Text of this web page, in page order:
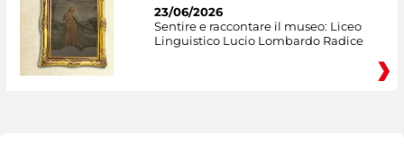
23/06/2026
Sentire e raccontare il museo: Liceo
Linguistico Lucio Lombardo Radice